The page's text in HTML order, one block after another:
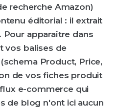
recherche Amazon)
éditorial : il extrait
apparaître dans
vos balises de
Product, Price,
de vos fiches produit
e-commerce qui
de blog n'ont ici aucun